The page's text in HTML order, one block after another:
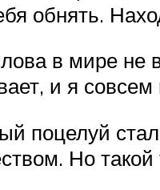
обнять.
в мире не
и я совсем
поцелуй
Но